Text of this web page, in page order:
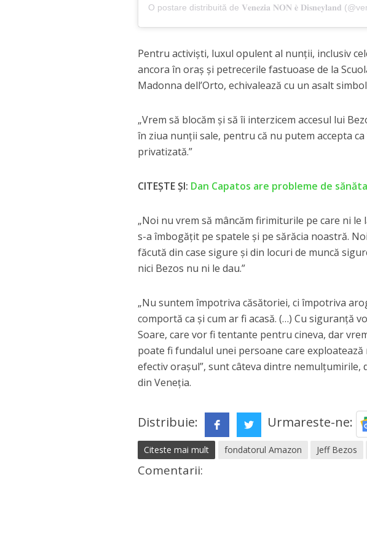
Pentru activiști, luxul opulent al nunții, inclusiv
ancora în oraș și petrecerile fastuoase de la
Madonna dell’Orto, echivalează cu un asalt
„Vrem să blocăm şi să îi interzicem accesul lui
în ziua nunţii sale, pentru că nu putem accepta
privatizată.”
CITEȘTE ȘI: Dan Capatos are probleme de
„Noi nu vrem să mâncăm firimiturile pe care ni
s-a îmbogăţit pe spatele şi pe sărăcia noastră.
făcută din case sigure şi din locuri de muncă
nici Bezos nu ni le dau.”
„Nu suntem împotriva căsătoriei, ci împotriva
comportă ca și cum ar fi acasă. (…) Cu siguranță
Soare, care vor fi tentante pentru cineva, dar
poate fi fundalul unei persoane care
efectiv oraşul”, sunt câteva dintre
din Veneţia.
Distribuie: Urmareste-ne:
Citeste mai mult fondatorul Amazon Jeff Bezos
Comentarii: